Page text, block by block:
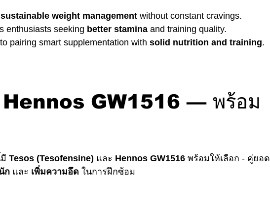
sustainable weight management without constant cravings.
enthusiasts seeking better stamina and training quality.
pairing smart supplementation with solid nutrition and training.
GW1516 — พร้อม
Tesos (Tesofensine) และ Hennos GW1516 พร้อมให้เลือก - คู่ยอด
ก และ เพิ่มความอึด ในการฝึกซ้อม